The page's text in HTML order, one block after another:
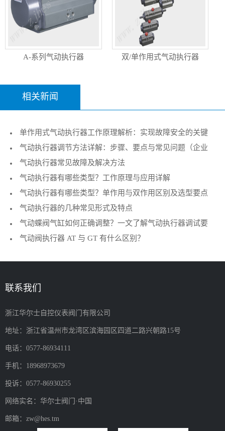
A-系列气动执行器 双/单作用式气动执行器
相关新闻
单作用式气动执行器工作原理解析：实现故障安全的关键
执行机构
气动执行器调节方法详解：步骤、要点与常见问题（企业
技术指南）
气动执行器常见故障及解决方法
气动执行器有哪些类型？工作原理与应用详解
气动执行器有哪些类型？单作用与双作用区别及选型要点
气动执行器的几种常见形式及特点
气动蝶阀气缸如何正确调整？一文了解气动执行器调试要
点 气动阀执行器 AT 与 GT 有什么区别？
联系我们
浙江华尔士自控仪表阀门有限公司
地址：浙江省温州市龙湾区滨海园区四道二路兴朝路15号
电话：0577-86934111
手机：18968973679
投诉：0577-86930255
网络实名：华尔士阀门·中国
邮箱：zw@hes.tm